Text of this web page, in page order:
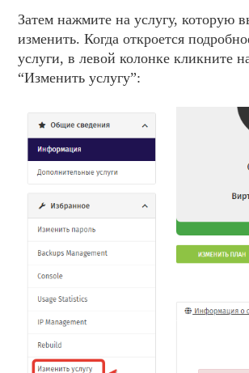
Затем нажмите на услугу, которую
изменить. Когда откроется
услуги, в левой колонке кликните
“Изменить услугу”: